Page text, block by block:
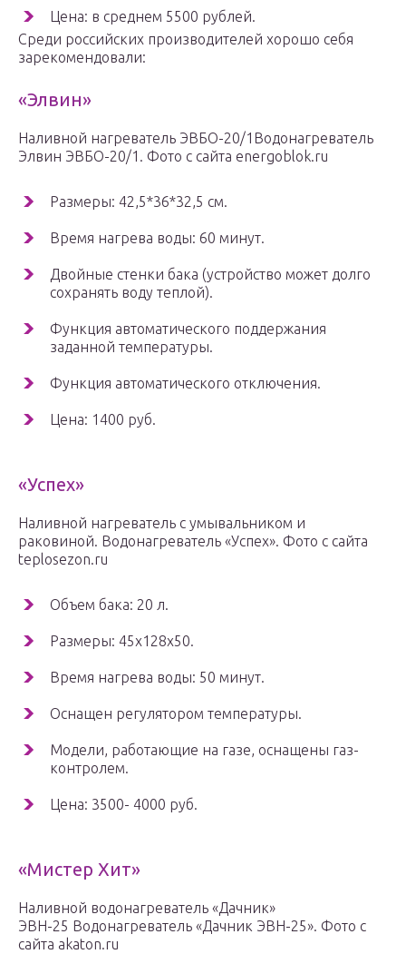
Цена: в среднем 5500 рублей.
Среди российских производителей хорошо себя
зарекомендовали:
«Элвин»
Наливной нагреватель ЭВБО-20/1Водонагреватель
Элвин ЭВБО-20/1. Фото с сайта energoblok.ru
Размеры: 42,5*36*32,5 см.
Время нагрева воды: 60 минут.
Двойные стенки бака (устройство может долго
сохранять воду теплой).
Функция автоматического поддержания
заданной температуры.
Функция автоматического отключения.
Цена: 1400 руб.
«Успех»
Наливной нагреватель с умывальником и
раковиной. Водонагреватель «Успех». Фото с сайта
teplosezon.ru
Объем бака: 20 л.
Размеры: 45х128х50.
Время нагрева воды: 50 минут.
Оснащен регулятором температуры.
Модели, работающие на газе, оснащены газ-
контролем.
Цена: 3500- 4000 руб.
«Мистер Хит»
Наливной водонагреватель «Дачник»
ЭВН-25 Водонагреватель «Дачник ЭВН-25». Фото с
сайта akaton.ru